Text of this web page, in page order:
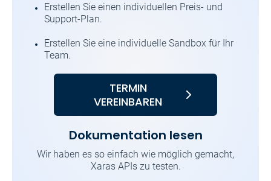
Erstellen Sie einen individuellen Preis- und
Support-Plan.
Erstellen Sie eine individuelle Sandbox für Ihr
Team.
TERMIN
VEREINBAREN
Dokumentation lesen
Wir haben es so einfach wie möglich gemacht,
Xaras APIs zu testen.